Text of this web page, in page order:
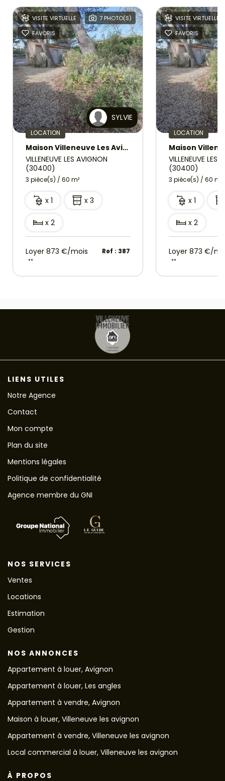
VISITE VIRTUELLE
7 PHOTO(S)
FAVORIS
SYLVIE
LOCATION
Maison Villeneuve Les Avignon 3 pièce(s) 60 m2
VILLENEUVE LES AVIGNON
(30400)
3 pièce(s) / 60 m²
x 1 x 3
x 2
Loyer 873 €/mois
**
Ref : 387
VISITE VIRTUELLE
FAVORIS
LOCATION
VILLENEUVE LES
(30400)
3 pièce(s) / 60 m²
x 1
x 2
Loyer 873 €/
**
LIENS UTILES
Notre Agence
Contact
Mon compte
Plan du site
Mentions légales
Politique de confidentialité
Agence membre du GNI
NOS SERVICES
Ventes
Locations
Estimation
Gestion
NOS ANNONCES
Appartement à louer, Avignon
Appartement à louer, Les angles
Appartement à vendre, Avignon
Maison à louer, Villeneuve les avignon
Appartement à vendre, Villeneuve les avignon
Local commercial à louer, Villeneuve les avignon
À PROPOS